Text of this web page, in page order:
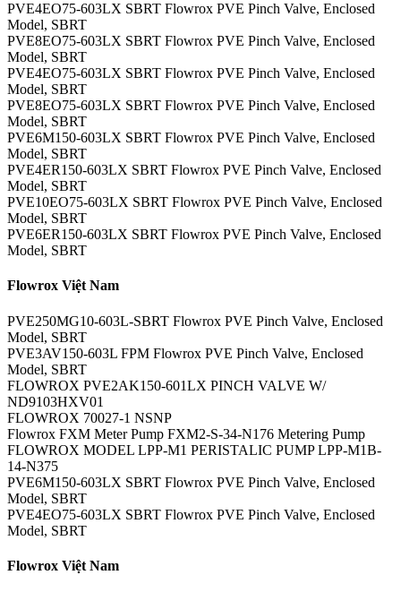
PVE4EO75-603LX SBRT Flowrox PVE Pinch Valve, Enclosed
Model, SBRT
PVE8EO75-603LX SBRT Flowrox PVE Pinch Valve, Enclosed
Model, SBRT
PVE4EO75-603LX SBRT Flowrox PVE Pinch Valve, Enclosed
Model, SBRT
PVE8EO75-603LX SBRT Flowrox PVE Pinch Valve, Enclosed
Model, SBRT
PVE6M150-603LX SBRT Flowrox PVE Pinch Valve, Enclosed
Model, SBRT
PVE4ER150-603LX SBRT Flowrox PVE Pinch Valve, Enclosed
Model, SBRT
PVE10EO75-603LX SBRT Flowrox PVE Pinch Valve, Enclosed
Model, SBRT
PVE6ER150-603LX SBRT Flowrox PVE Pinch Valve, Enclosed
Model, SBRT
Flowrox Việt Nam
PVE250MG10-603L-SBRT Flowrox PVE Pinch Valve, Enclosed
Model, SBRT
PVE3AV150-603L FPM Flowrox PVE Pinch Valve, Enclosed
Model, SBRT
FLOWROX PVE2AK150-601LX PINCH VALVE W/
ND9103HXV01
FLOWROX 70027-1 NSNP
Flowrox FXM Meter Pump FXM2-S-34-N176 Metering Pump
FLOWROX MODEL LPP-M1 PERISTALIC PUMP LPP-M1B-
14-N375
PVE6M150-603LX SBRT Flowrox PVE Pinch Valve, Enclosed
Model, SBRT
PVE4EO75-603LX SBRT Flowrox PVE Pinch Valve, Enclosed
Model, SBRT
Flowrox Việt Nam